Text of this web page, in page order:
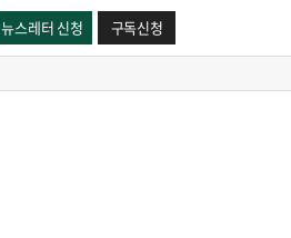
뉴스레터 신청 구독신청